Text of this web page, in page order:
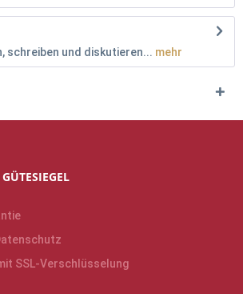
schreiben und diskutieren... mehr
SSL-Verschlüsselung